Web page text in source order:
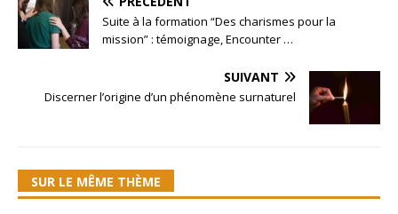
Suite à la formation “Des charismes pour la
mission” : témoignage, Encounter …
SUIVANT
Discerner l’origine d’un phénomène surnaturel
SUR LE MÊME THÈME